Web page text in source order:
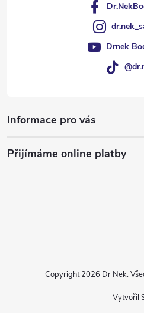
Drnek
Informace pro vás
Přijímáme online platby
Vytvořil
Copyright 2026 Dr Nek.